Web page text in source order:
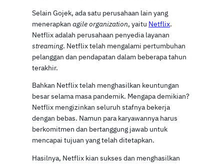
Selain Gojek, ada satu perusahaan lain yang
menerapkan agile organization, yaitu Netflix.
Netflix adalah perusahaan penyedia layanan
streaming. Netflix telah mengalami pertumbuhan
pelanggan dan pendapatan dalam beberapa tahun
terakhir.
Bahkan Netflix telah menghasilkan keuntungan
besar selama masa pandemik. Mengapa demikian?
Netflix mengizinkan seluruh stafnya bekerja
dengan bebas. Namun para karyawannya harus
berkomitmen dan bertanggung jawab untuk
mencapai tujuan yang telah ditetapkan.
Hasilnya, Netflix kian sukses dan menghasilkan